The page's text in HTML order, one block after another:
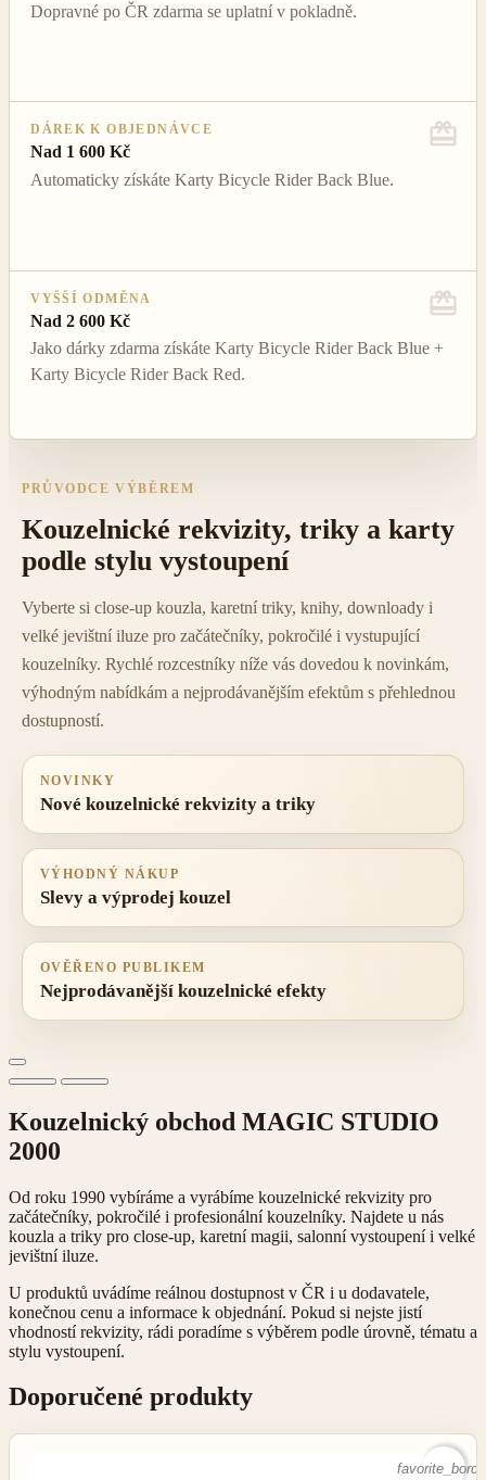
Dopravné po ČR zdarma se uplatní v pokladně.
DÁREK K OBJEDNÁVCE
Nad 1 600 Kč
Automaticky získáte Karty Bicycle Rider Back Blue.
VYŠŠÍ ODMĚNA
Nad 2 600 Kč
Jako dárky zdarma získáte Karty Bicycle Rider Back Blue +
Karty Bicycle Rider Back Red.
PRŮVODCE VÝBĚREM
Kouzelnické rekvizity, triky a karty
podle stylu vystoupení
Vyberte si close-up kouzla, karetní triky, knihy, downloady i
velké jevištní iluze pro začátečníky, pokročilé i vystupující
kouzelníky. Rychlé rozcestníky níže vás dovedou k novinkám,
výhodným nabídkám a nejprodávanějším efektům s přehlednou
dostupností.
NOVINKY
Nové kouzelnické rekvizity a triky
VÝHODNÝ NÁKUP
Slevy a výprodej kouzel
OVĚŘENO PUBLIKEM
Nejprodávanější kouzelnické efekty
Kouzelnický obchod MAGIC STUDIO
2000
Od roku 1990 vybíráme a vyrábíme kouzelnické rekvizity pro
začátečníky, pokročilé i profesionální kouzelníky. Najdete u nás
kouzla a triky pro close-up, karetní magii, salonní vystoupení i velké
jevištní iluze.
U produktů uvádíme reálnou dostupnost v ČR i u dodavatele,
konečnou cenu a informace k objednání. Pokud si nejste jistí
vhodností rekvizity, rádi poradíme s výběrem podle úrovně, tématu a
stylu vystoupení.
Doporučené produkty